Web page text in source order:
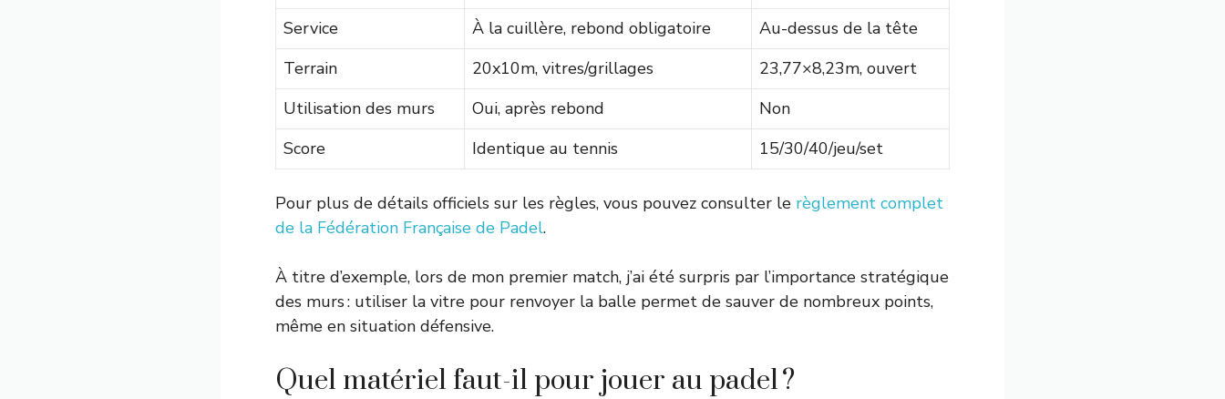
Service
À la cuillère, rebond obligatoire
Au-dessus de la tête
Terrain
20x10m, vitres/grillages
23,77×8,23m, ouvert
Utilisation des murs
Oui, après rebond
Non
Score
Identique au tennis 15/30/40/jeu/set
Pour plus de détails officiels sur les règles, vous pouvez consulter le règlement complet
de la Fédération Française de Padel.
À titre d’exemple, lors de mon premier match, j’ai été surpris par l’importance stratégique
des murs : utiliser la vitre pour renvoyer la balle permet de sauver de nombreux points,
même en situation défensive.
Quel matériel faut-il pour jouer au padel ?